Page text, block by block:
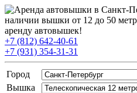
+7 (812) 642-40-61
+7 (931) 354-31-31
Город
Вышка